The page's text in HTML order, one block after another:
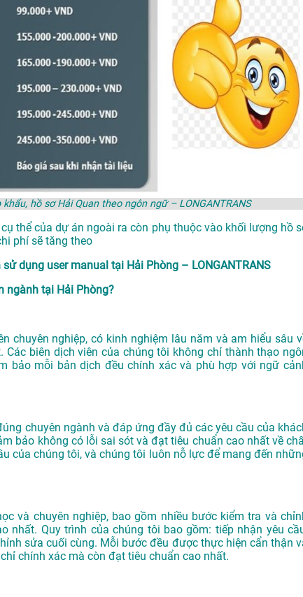
hồ sơ Hải Quan theo ngôn ngữ – LONGANTRANS
thể của dự án ngoài ra còn phụ thuộc vào khối lượng hồ
phí sẽ tăng theo
dụng user manual tại Hải Phòng – LONGANTRANS
ngành tại Hải Phòng?
chuyên nghiệp, có kinh nghiệm lâu năm và am hiểu sâu
biên dịch viên của chúng tôi không chỉ thành thạo
bảo mỗi bản dịch đều chính xác và phù hợp với ngữ
chuyên ngành và đáp ứng đầy đủ các yêu cầu của
bảo không có lỗi sai sót và đạt tiêu chuẩn cao nhất về
của chúng tôi, và chúng tôi luôn nỗ lực để mang đến
và chuyên nghiệp, bao gồm nhiều bước kiểm tra và
nhất. Quy trình của chúng tôi bao gồm: tiếp nhận yêu
sửa cuối cùng. Mỗi bước đều được thực hiện cẩn thận
chính xác mà còn đạt tiêu chuẩn cao nhất.